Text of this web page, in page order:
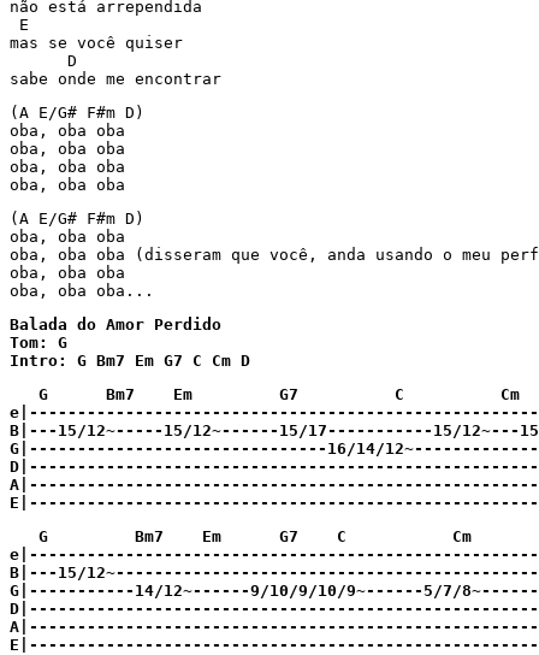
não está arrependida
E
mas se você quiser
      D
sabe onde me encontrar
(A E/G# F#m D)
oba, oba oba
oba, oba oba
oba, oba oba
oba, oba oba
(A E/G# F#m D)
oba, oba oba
oba, oba oba (disseram que você, anda usando o meu
oba, oba oba
oba, oba oba...
Balada do Amor Perdido
Tom: G
Intro: G Bm7 Em G7 C Cm D
G      Bm7    Em         G7          C          Cm
B|---15/12~-----15/12~------15/17-----------15/12~---
G|-------------------------------16/14/
G         Bm7    Em      G7    C           Cm
B|---15/
G|-----------14/12~------9/10/9/10/9~------5/7/